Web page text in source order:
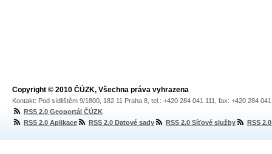
Copyright © 2010 ČÚZK, Všechna práva vyhrazena
Kontakt: Pod sídlištěm 9/1800, 182 11 Praha 8, tel.: +420 284 041 111, fax: +420 284
RSS 2.0 Geoportál ČÚZK
RSS 2.0 Aplikace
RSS 2.0 Datové sady RSS 2.0 Síťové služby RSS